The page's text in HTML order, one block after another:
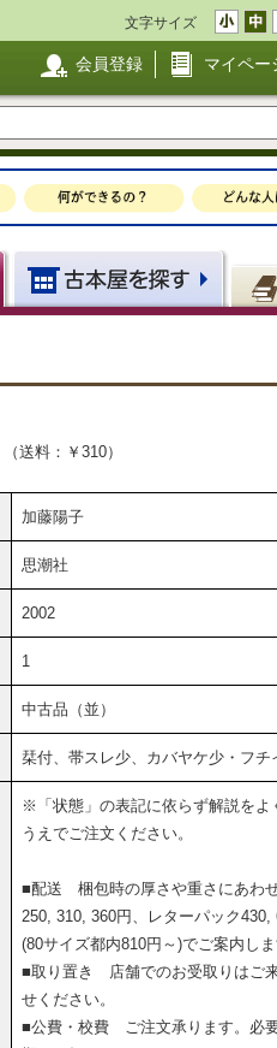
文字サイズ
会員登録 マイペー
（送料：￥310）
加藤陽子
思潮社
2002
1
中古品（並）
栞付、帯スレ少、カバヤケ少・フチ
※「状態」の表記に依らず解説をよ
うえでご注文ください。
■配送 梱包時の厚さや重さにあわ
250, 310, 360円、レターパック430,
(80サイズ都内810円～)でご案内しま
■取り置き 店舗でのお受取りはご
せください。
■公費・校費 ご注文承ります。必